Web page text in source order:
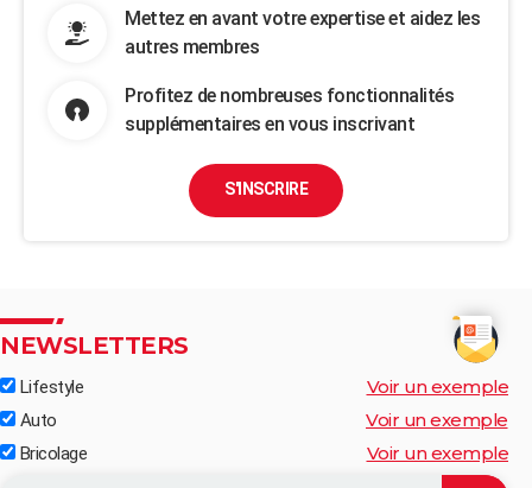
Mettez en avant votre expertise et aidez les
autres membres
Profitez de nombreuses fonctionnalités
supplémentaires en vous inscrivant
S'INSCRIRE
NEWSLETTERS
Lifestyle Voir un exemple
Auto Voir un exemple
Bricolage Voir un exemple